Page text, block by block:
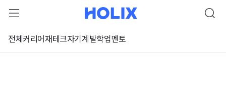
전체 커리어재테크자기계발학업멘토